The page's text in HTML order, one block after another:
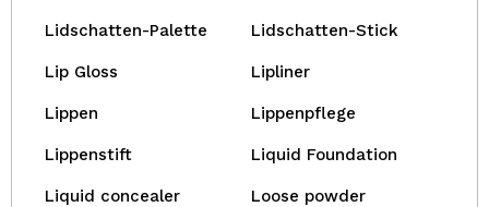
Lidschatten-Palette Lidschatten-Stick
Lip Gloss Lipliner
Lippen Lippenpflege
Lippenstift Liquid Foundation
Liquid concealer Loose powder